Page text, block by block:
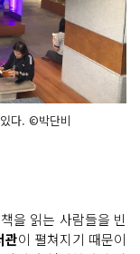
다. ©박단비
을 읽는 사람들을 빈
관이 펼쳐지기 때문이